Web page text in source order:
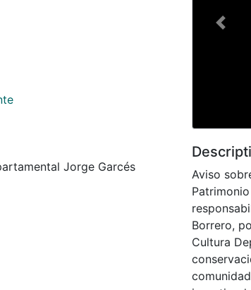
Jorge Garcés
Aviso
Borrero,
Cultura